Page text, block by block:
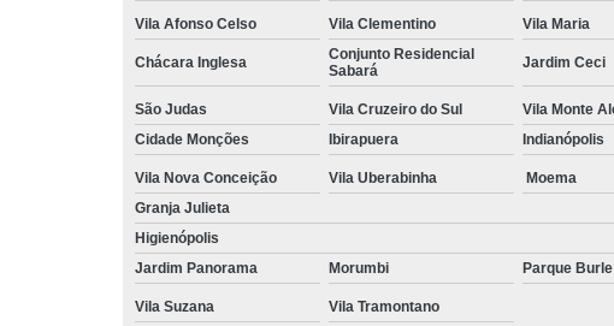
Vila Afonso Celso Vila Clementino Vila Maria
Chácara Inglesa
Conjunto Residencial
Sabará
Jardim Ceci
São Judas Vila Cruzeiro do Sul Vila Monte
Cidade Monções
Ibirapuera Indianópolis
Vila Nova Conceição Vila Uberabinha
Moema
Granja Julieta
Higienópolis
Jardim Panorama
Morumbi Parque
Vila Suzana
Vila Tramontano